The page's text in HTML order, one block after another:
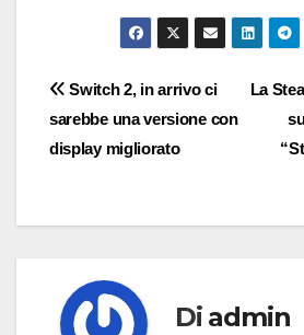
Navigazione
articoli
La
Switch 2, in arrivo ci
sarebbe una versione con
display migliorato
Di admin